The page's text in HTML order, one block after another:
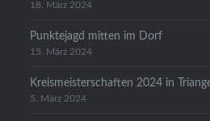
18. März 2024
Punktejagd mitten im Dorf
15. März 2024
Kreismeisterschaften 2024 in
5. März 2024